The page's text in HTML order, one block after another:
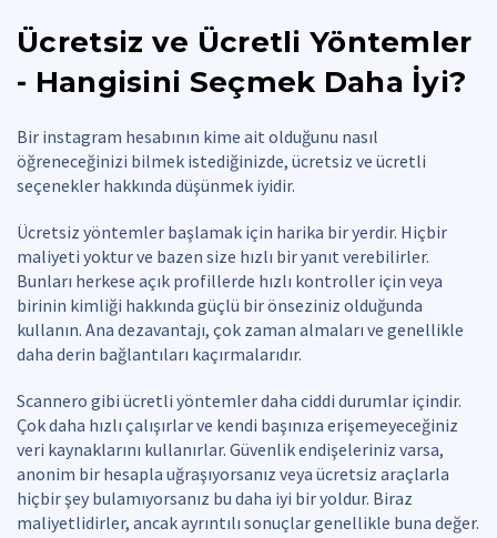
Ücretsiz ve Ücretli Yöntemler
- Hangisini Seçmek Daha İyi?
Bir instagram hesabının kime ait olduğunu nasıl
öğreneceğinizi bilmek istediğinizde, ücretsiz ve ücretli
seçenekler hakkında düşünmek iyidir.
Ücretsiz yöntemler başlamak için harika bir yerdir. Hiçbir
maliyeti yoktur ve bazen size hızlı bir yanıt verebilirler.
Bunları herkese açık profillerde hızlı kontroller için veya
birinin kimliği hakkında güçlü bir önseziniz olduğunda
kullanın. Ana dezavantajı, çok zaman almaları ve genellikle
daha derin bağlantıları kaçırmalarıdır.
Scannero gibi ücretli yöntemler daha ciddi durumlar içindir.
Çok daha hızlı çalışırlar ve kendi başınıza erişemeyeceğiniz
veri kaynaklarını kullanırlar. Güvenlik endişeleriniz varsa,
anonim bir hesapla uğraşıyorsanız veya ücretsiz araçlarla
hiçbir şey bulamıyorsanız bu daha iyi bir yoldur. Biraz
maliyetlidirler, ancak ayrıntılı sonuçlar genellikle buna değer.